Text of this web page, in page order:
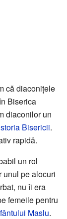
că diaconițele
Biserica
diaconilor un
Bisericii.
rapidă.
un rol
unul pe alocuri
nu îi era
femeile pentru
Maslu.